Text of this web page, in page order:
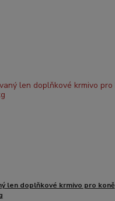
len doplňkové krmivo pro koně